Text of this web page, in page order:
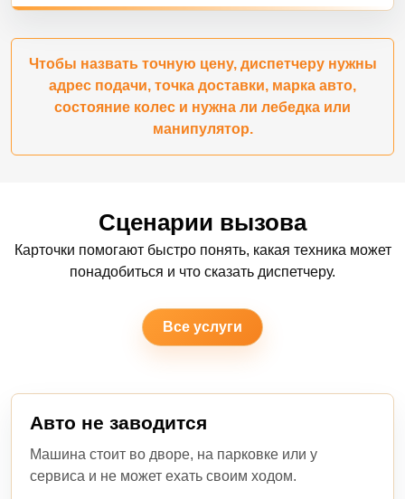
Чтобы назвать точную цену, диспетчеру нужны
адрес подачи, точка доставки, марка авто,
состояние колес и нужна ли лебедка или
манипулятор.
Сценарии вызова
Карточки помогают быстро понять, какая техника может
понадобиться и что сказать диспетчеру.
Все услуги
Авто не заводится
Машина стоит во дворе, на парковке или у
сервиса и не может ехать своим ходом.